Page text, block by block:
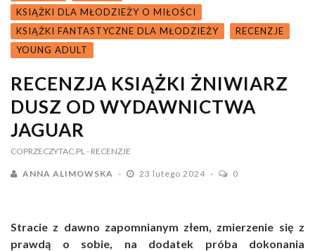
KSIĄŻKI DLA MŁODZIEŻY O MIŁOŚCI
KSIĄŻKI FANTASTYCZNE DLA MŁODZIEŻY
RECENZJE
YOUNG ADULT
RECENZJA KSIĄŻKI ŻNIWIARZ
DUSZ OD WYDAWNICTWA
JAGUAR
COPRZECZYTAC.PL - RECENZJE
ANNA ALIMOWSKA 23 lutego 2024 0
Stracie z dawno zapomnianym złem, zmierzenie się z
prawdą o sobie, na dodatek próba dokonania